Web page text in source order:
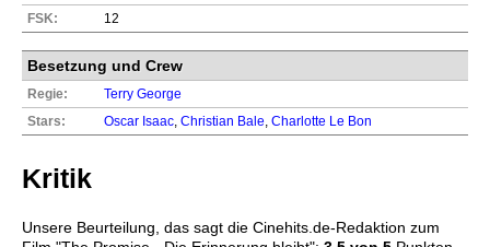
FSK:
12
Besetzung und Crew
Regie:
Terry George
Stars:
Oscar Isaac Christian Bale Charlotte Le Bon
Kritik
Unsere Beurteilung, das sagt die Cinehits.de-Redaktion zum